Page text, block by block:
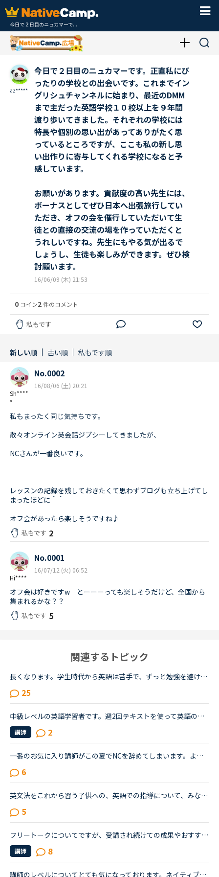
今日で２日目のニュカマーで...
az*****
今日で２日目のニュカマーです。正直私にぴ
ったりの学校との出会いです。これまでイン
グリシュチャンネルに始まり、最近のDMM
まで主だった英語学校１０校以上を９年間
渡り歩いてきました。それぞれの学校には
特長や個別の思い出があってありがたく思
っているところですが、ここも私の新し思
い出作りに寄与してくれる学校になると予
感しています。
お願いがあります。貢献度の高い先生には、
ボーナスとしてぜひ日本へ出張旅行してい
ただき、オフの会を催行していただいて生
徒との直接の交流の場を作っていただくと
うれしいですね。先生にもやる気が出るで
しょうし、生徒も楽しみができます。ぜひ検
討願います。
16/06/09 (木) 21:53
0 コイン2件のコメント
私もです
新しい順 古い順 私もです順
Sh****
*
No.0002
16/08/06 (土) 20:21
私もまったく同じ気持ちです。
散々オンライン英会話ジプシーしてきましたが、
NCさんが一番良いです。
レッスンの記録を残しておきたくて思わずブログも立ち上げてし
まったほどに＾＾
オフ会があったら楽しそうですね♪
私もです 2
Hi****
No.0001
16/07/12 (火) 06:52
オフ会は好きですw とーーーっても楽しそうだけど、全国から
集まれるかな？？
私もです 5
関連するトピック
長くなります。学生時代から英語は苦手で、ずっと勉強を避けてきました。２０代の時にたまたま近くのスクールで受けたTOEICのお試しテストでは、恥ずかしながら170～200程度しかないだろうと言われました。もちろ...
25
中級レベルの英語学習者です。週2回テキストを使って英語の学習をしていて、そのほかの日をネイティブキャンプを使って会話しています。ENGLISH COUNSIEL などの音源を聴いたり、英語のニュースを聴いたり、英語...
講師 2
一番のお気に入り講師がこの夏でNCを辞めてしまいます。ようやく自分にぴったりな講師に出会えたと思いどんなにモチベーションが低い時でもこの講師のおかげで楽しく英語学習を続けてこられました。自身は講師の...
6
英文法をこれから習う子供への、英語での指導について、みなさん、どう思われますか？私は、説明そのものを英語で行うのは、少なくとも中学校の文法の範囲が一通り終わらないと、なかなか厳しいのではないかと思...
5
フリートークについてですが、受講され続けての成果やおすすめの受講方法、気をつけていることあれば教えていただけないでしょうか。これからはアウトプットも鍛えたいので、フリートークを受講する機会を増やし...
講師 8
講師のレベルについてとても気になっております。ネイティブキャンプをはじめて3年です。文法と発音の基礎から始めてきたおかげで、段々と言いたいことを表現でき、先生の話していることもほぼ理解できるようにな...